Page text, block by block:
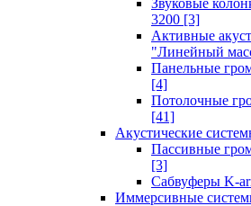
Звуковые
3200 [3]
Активные
"Линейный
Панельные
[4]
Потолочные
[41]
Акустические
Пассивные
[3]
Сабвуферы K-
Иммерсивные